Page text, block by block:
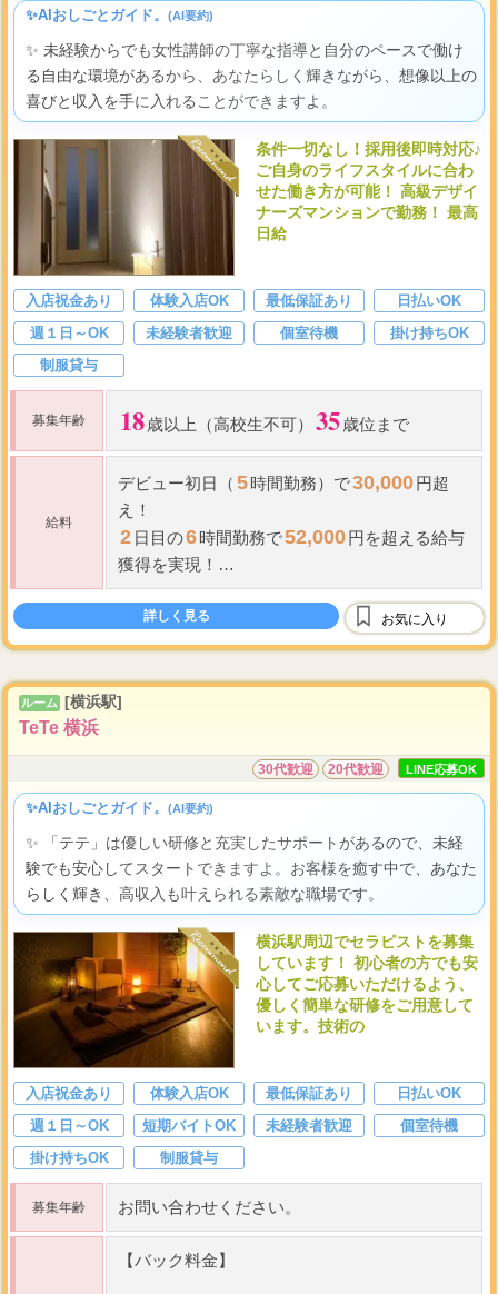
✨AIおしごとガイド。 (AI要約)
✨ 未経験からでも女性講師の丁寧な指導と自分のペースで働け
る自由な環境があるから、あなたらしく輝きながら、想像以上の
喜びと収入を手に入れることができますよ。
条件一切なし！採用後即時対応♪
ご自身のライフスタイルに合わ
せた働き方が可能！ 高級デザイ
ナーズマンションで勤務！ 最高
日給
入店祝金あり 体験入店OK 最低保証あり
日払いOK
週１日～OK
未経験者歓迎 個室待機
掛け持ちOK
制服貸与
募集年齢 18歳以上（高校生不可） 35歳位まで
給料
デビュー初日（ 5時間勤務）で30,000円超
え！
2 日目の6時間勤務で52,000円を超える給与
獲得を実現！
入店後即時オプションフルバック対応！条件一
切なし！
詳しく見る お気に入り
ルーム [横浜駅]
TeTe 横浜
30代歓迎 20代歓迎 LINE応募OK
✨AIおしごとガイド。 (AI要約)
✨ 「テテ」は優しい研修と充実したサポートがあるので、未経
験でも安心してスタートできますよ。お客様を癒す中で、あなた
らしく輝き、高収入も叶えられる素敵な職場です。
横浜駅周辺でセラピストを募集
しています！ 初心者の方でも安
心してご応募いただけるよう、
優しく簡単な研修をご用意して
います。技術の
入店祝金あり 体験入店OK 最低保証あり
日払いOK
週１日～OK
短期バイトOK 未経験者歓迎
個室待機
掛け持ちOK
制服貸与
募集年齢 お問い合わせください。
【バック料金】